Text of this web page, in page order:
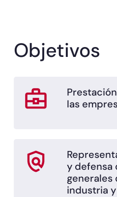
Objetivos
las
y defensa
generales
industria